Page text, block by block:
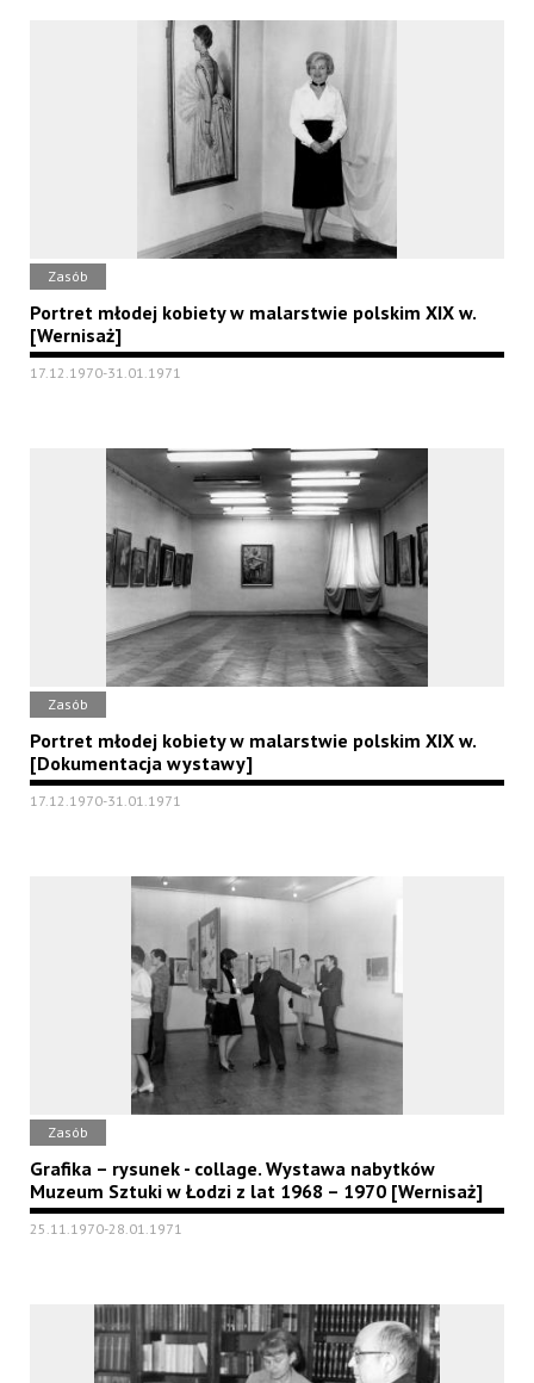
Zasób
Portret młodej kobiety w malarstwie polskim XIX w.
[Wernisaż]
17.12.1970-31.01.1971
Zasób
Portret młodej kobiety w malarstwie polskim XIX w.
[Dokumentacja wystawy]
17.12.1970-31.01.1971
Zasób
Grafika – rysunek - collage. Wystawa nabytków
Muzeum Sztuki w Łodzi z lat 1968 – 1970 [Wernisaż]
25.11.1970-28.01.1971